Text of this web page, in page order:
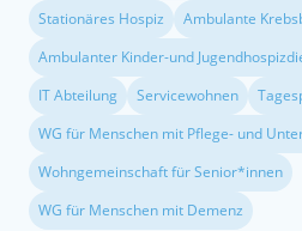
Stationäres Hospiz
Ambulante
Ambulanter Kinder-und
IT Abteilung
Servicewohnen
WG für Menschen
Wohngemeinschaft für Senior*innen
WG für Menschen mit Demenz